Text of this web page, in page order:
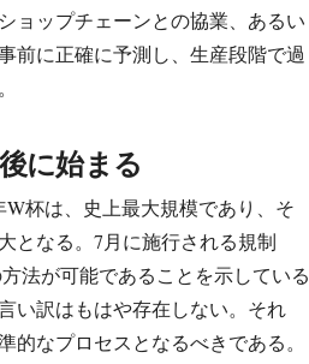
ョップチェーンとの協業、あるい
前に正確に予測し、生産段階で過
に始まる
杯は、史上最大規模であり、そ
となる。7月に施行される規制
法が可能であることを示している
い訳はもはや存在しない。それ
なプロセスとなるべきである。